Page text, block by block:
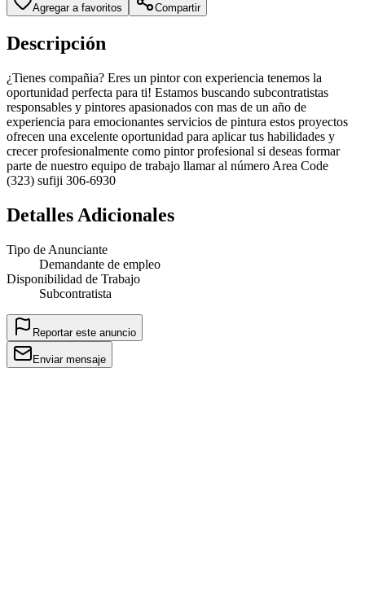
Agregar a favoritos Compartir
Descripción
¿Tienes compañia? Eres un pintor con experiencia tenemos la
oportunidad perfecta para ti! Estamos buscando subcontratistas
responsables y pintores apasionados con mas de un año de
experiencia para emocionantes servicios de pintura estos proyectos
ofrecen una excelente oportunidad para aplicar tus habilidades y
crecer profesionalmente como pintor profesional si deseas formar
parte de nuestro equipo de trabajo llamar al número Area Code
(323) sufiji 306-6930
Detalles Adicionales
Tipo de Anunciante
Demandante de empleo
Disponibilidad de Trabajo
Subcontratista
Reportar este anuncio
Enviar mensaje